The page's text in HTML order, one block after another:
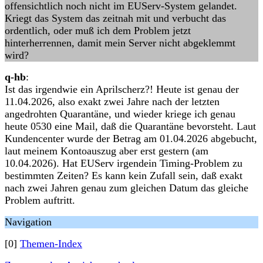
offensichtlich noch nicht im EUServ-System gelandet.
Kriegt das System das zeitnah mit und verbucht das
ordentlich, oder muß ich dem Problem jetzt
hinterherrennen, damit mein Server nicht abgeklemmt
wird?
q-hb:
Ist das irgendwie ein Aprilscherz?! Heute ist genau der
11.04.2026, also exakt zwei Jahre nach der letzten
angedrohten Quarantäne, und wieder kriege ich genau
heute 0530 eine Mail, daß die Quarantäne bevorsteht. Laut
Kundencenter wurde der Betrag am 01.04.2026 abgebucht,
laut meinem Kontoauszug aber erst gestern (am
10.04.2026). Hat EUServ irgendein Timing-Problem zu
bestimmten Zeiten? Es kann kein Zufall sein, daß exakt
nach zwei Jahren genau zum gleichen Datum das gleiche
Problem auftritt.
Navigation
[0] Themen-Index